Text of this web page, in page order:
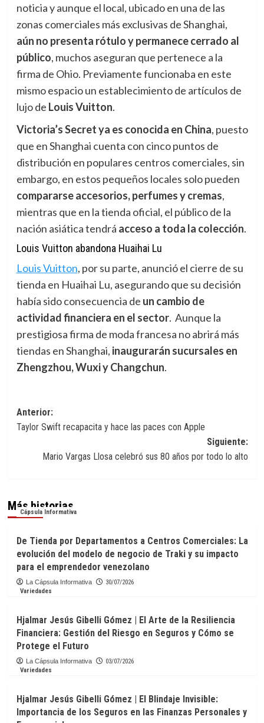
noticia y aunque el local, ubicado en una de las
zonas comerciales más exclusivas de Shanghai,
aún no presenta rótulo y permanece cerrado al
público, muchos aseguran que pertenece a la
firma de Ohio. Previamente funcionaba en este
mismo espacio un establecimiento de artículos de
lujo de Louis Vuitton.
Victoria’s Secret ya es conocida en China, puesto
que en Shanghai cuenta con cinco puntos de
distribución en populares centros comerciales, sin
embargo, en estos pequeños locales solo pueden
compararse accesorios, perfumes y cremas,
mientras que en la tienda oficial, el público de la
nación asiática tendrá acceso a toda la colección.
Louis Vuitton abandona Huaihai Lu
Louis Vuitton, por su parte, anunció el cierre de su
tienda en Huaihai Lu, asegurando que su decisión
había sido consecuencia de un cambio de
actividad financiera en el sector. Aunque la
prestigiosa firma de moda francesa no abrirá más
tiendas en Shanghai, inaugurarán sucursales en
Zhengzhou, Wuxi y Changchun.
Navegación
de
entradas
Anterior:
Taylor Swift recapacita y hace las paces con Apple
Siguiente:
Mario Vargas Llosa celebró sus 80 años por todo lo alto
Más historias
Cápsula Informativa
De Tienda por Departamentos a Centros Comerciales: La
evolución del modelo de negocio de Traki y su impacto
para el emprendedor venezolano
La Cápsula Informativa
30/07/2026
Variedades
Hjalmar Jesús Gibelli Gómez | El Arte de la Resiliencia
Financiera: Gestión del Riesgo en Seguros y Cómo se
Protege el Futuro
La Cápsula Informativa
03/07/2026
Variedades
Hjalmar Jesús Gibelli Gómez | El Blindaje Invisible:
Importancia de los Seguros en las Finanzas Personales y